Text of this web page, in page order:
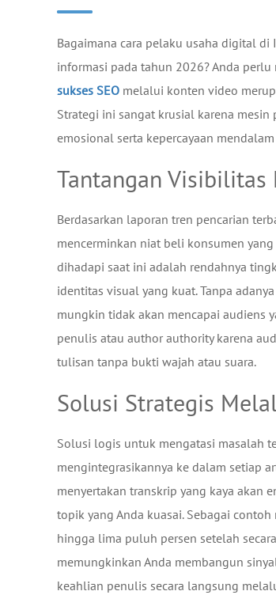
Bagaimana cara pelaku usaha digital
informasi pada tahun 2026? Anda
sukses SEO melalui konten video
Strategi ini sangat krusial karena
emosional serta kepercayaan
Tantangan Visibilitas
Berdasarkan laporan tren pencarian
mencerminkan niat beli konsumen
dihadapi saat ini adalah rendahnya
identitas visual yang kuat. Tanpa
mungkin tidak akan mencapai audiens
penulis atau author authority karena
tulisan tanpa bukti wajah atau suara.
Solusi Strategis
Solusi logis untuk mengatasi masalah
mengintegrasikannya ke dalam setiap
menyertakan transkrip yang kaya akan
topik yang Anda kuasai. Sebagai
hingga lima puluh persen setelah
memungkinkan Anda membangun
keahlian penulis secara langsung